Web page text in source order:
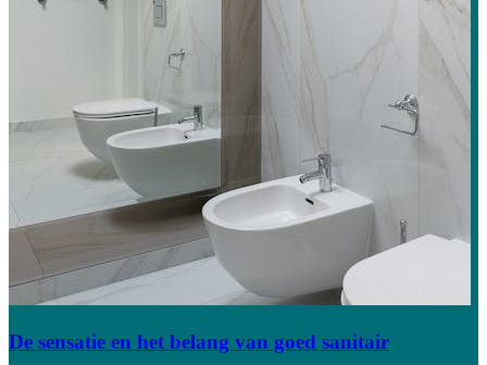
De sensatie en het belang van goed sanitair